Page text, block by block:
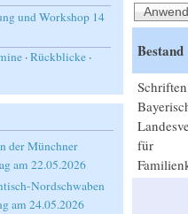
Bestand
für
und Workshop 14
·Rückblicke ·
der Münchner
am 22.05.2026
Nordschwaben
am 24.05.2026